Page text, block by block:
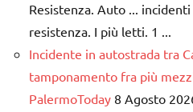
Resistenza. Auto ...
resistenza. I più letti. 1 ...
Incidente in autostrada tra
tamponamento fra più
PalermoToday 8 Agosto